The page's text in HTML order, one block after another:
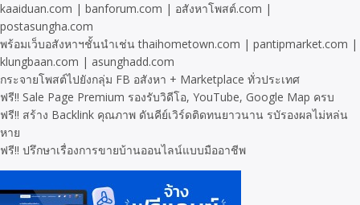
kaaiduan.com | banforum.com | อสังหาโพสต์.com |
postasungha.com
พร้อมเว็บอสังหาฯชั้นนำเช่น thaihometown.com | pantipmarket.com |
klungbaan.com | asunghadd.com
กระจายโพสต์ไปยังกลุ่ม FB อสังหา + Marketplace ทั่วประเทศ
ฟรี!! Sale Page Premium รองรับวิดีโอ, YouTube, Google Map ครบ
ฟรี!! สร้าง Backlink คุณภาพ ดันคีย์เวิร์ดติดทนยาวนาน รบัรองผลไม่หล่น
หาย
ฟรี!! ปรึกษาเรื่องการขายบ้านออนไลน์แบบมืออาชีพ